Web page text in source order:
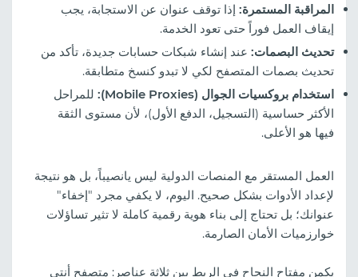
المراقبة المستمرة: إذا توقف عنوان عن الاستجابة، يجب
إيقاف العمل فوراً حتى تعود الخدمة.
تحديث البصمات: عند إنشاء شبكات حسابات جديدة، تأكد من
تحديث بصمات المتصفح لكي لا تبدو كنسخ متطابقة.
استخدام بروكسيات الجوال (Mobile Proxies):
للمراحل
الأكثر حساسية (التسجيل، الدفع الأول)، لأن مستوى الثقة
فيها هو الأعلى.
العمل المستقر مع المنصات الدولية ليس يانصيباً، بل هو نتيجة
لإعداد الأدوات بشكل صحيح. اليوم، لا يكفي مجرد "إخفاء"
عنوانك؛ بل تحتاج إلى بناء هوية رقمية كاملة لا تثير تساؤلات
خوارزميات الأمان الصارمة.
يكمن مفتاح النجاح في الربط بين ثلاثة عناصر: متصفح أنتي